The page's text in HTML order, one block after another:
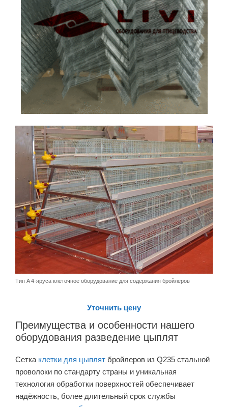
Тип A 4-яруса клеточное оборудование для содержания бройлеров
Уточнить цену
Преимущества и особенности нашего
оборудования разведение цыплят
Сетка клетки для цыплят бройлеров из Q235 стальной
проволоки по стандарту страны и уникальная
технология обработки поверхностей обеспечивает
надёжность, более длительный срок службы